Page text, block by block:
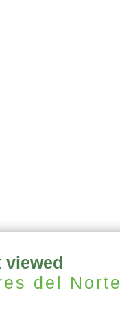
viewed
del Norte